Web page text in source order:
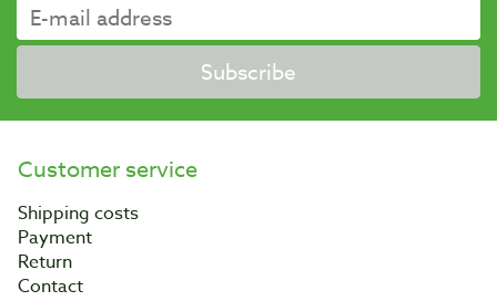
Subscribe
Customer service
Shipping costs
Payment
Return
Contact